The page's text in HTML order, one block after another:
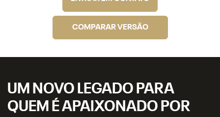
COMPARAR VERSÃO
UM NOVO LEGADO PARA
QUEM É APAIXONADO POR